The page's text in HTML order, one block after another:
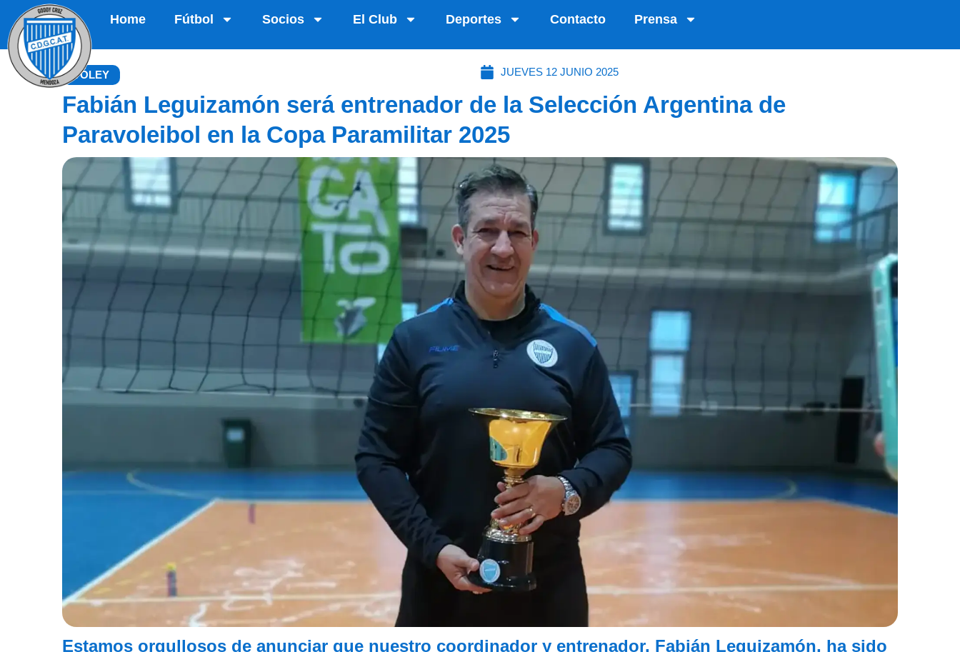
Home Fútbol Socios El Club Deportes Contacto Prensa
VÓLEY JUEVES 12 JUNIO 2025
Fabián Leguizamón será entrenador de la Selección Argentina de
Paravoleibol en la Copa Paramilitar 2025
Estamos orgullosos de anunciar que nuestro coordinador y entrenador, Fabián Leguizamón, ha sido